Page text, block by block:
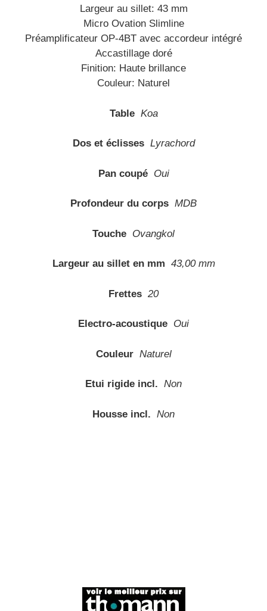
Largeur au sillet: 43 mm
Micro Ovation Slimline
Préamplificateur OP-4BT avec accordeur intégré
Accastillage doré
Finition: Haute brillance
Couleur: Naturel
Table Koa
Dos et éclisses Lyrachord
Pan coupé Oui
Profondeur du corps MDB
Touche Ovangkol
Largeur au sillet en mm 43,00 mm
Frettes 20
Electro-acoustique Oui
Couleur Naturel
Etui rigide incl. Non
Housse incl. Non